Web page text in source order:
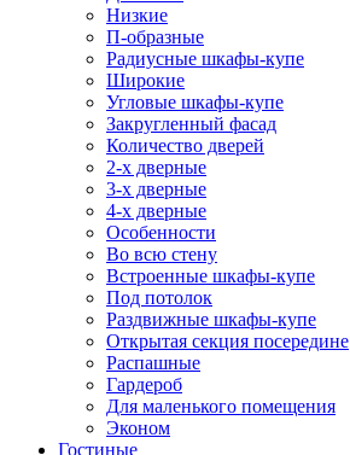
Низкие
П-образные
Радиусные шкафы-купе
Широкие
Угловые шкафы-купе
Закругленный фасад
Количество дверей
2-х дверные
3-х дверные
4-х дверные
Особенности
Во всю стену
Встроенные шкафы-купе
Под потолок
Раздвижные шкафы-купе
Открытая секция посередине
Распашные
Гардероб
Для маленького помещения
Эконом
Гостиные